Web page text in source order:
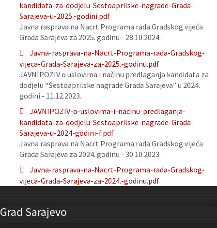
kandidata-za-dodjelu-Sestoaprilske-nagrade-Grada-
Sarajeva-u-2025.-godini.pdf
Javna rasprava na Nacrt Programa rada Gradskog vijeća
Grada Sarajeva za 2025. godinu - 28.10.2024.
Javna-rasprava-na-Nacrt-Programa-rada-Gradskog-
vijeca-Grada-Sarajeva-za-2025.-godinu.pdf
JAVNIPOZIV o uslovima i načinu predlaganja kandidata za
dodjelu “Šestoaprilske nagrade Grada Sarajeva” u 2024.
godini - 11.12.2023.
JAVNIPOZIV-o-uslovima-i-nacinu-predlaganja-
kandidata-za-dodjelu-Sestoaprilske-nagrade-Grada-
Sarajeva-u-2024-godini-f.pdf
Javna rasprava na Nacrt Programa rada Gradskog vijeća
Grada Sarajeva za 2024. godinu - 30.10.2023.
Javna-rasprava-na-Nacrt-Programa-rada-Gradskog-
vijeca-Grada-Sarajeva-za-2024.-godinu.pdf
Grad Sarajevo